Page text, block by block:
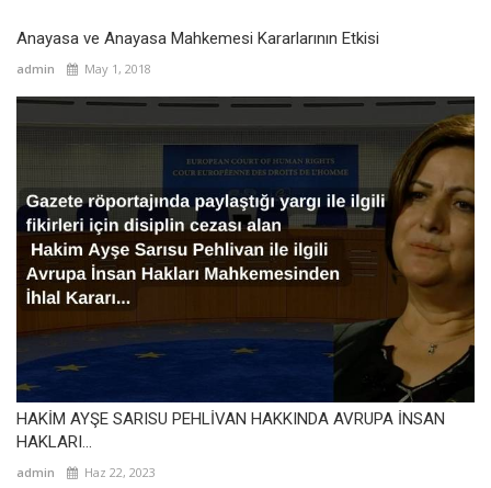
Anayasa ve Anayasa Mahkemesi Kararlarının Etkisi
admin May 1, 2018
HAKİM AYŞE SARISU PEHLİVAN HAKKINDA AVRUPA İNSAN
HAKLARI...
admin Haz 22, 2023